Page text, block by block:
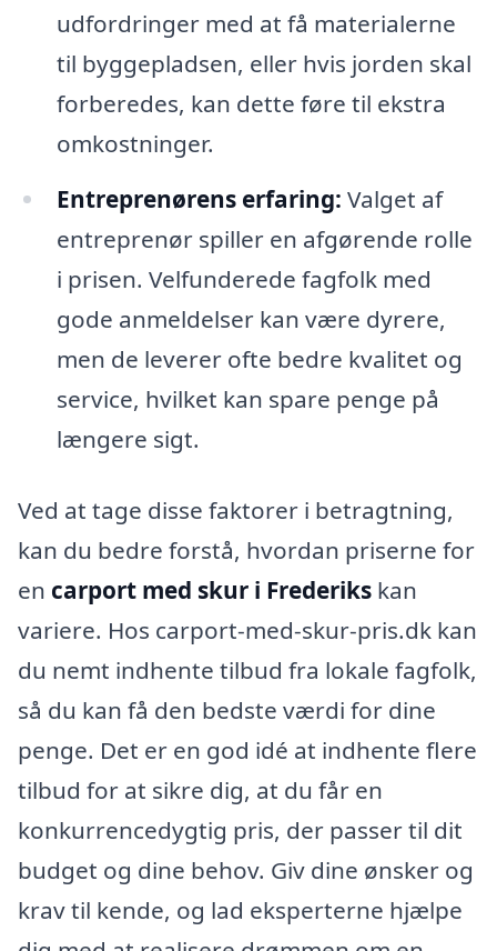
udfordringer med at få materialerne
til byggepladsen, eller hvis jorden skal
forberedes, kan dette føre til ekstra
omkostninger.
Entreprenørens erfaring: Valget af
entreprenør spiller en afgørende rolle
i prisen. Velfunderede fagfolk med
gode anmeldelser kan være dyrere,
men de leverer ofte bedre kvalitet og
service, hvilket kan spare penge på
længere sigt.
Ved at tage disse faktorer i betragtning,
kan du bedre forstå, hvordan priserne for
en carport med skur i Frederiks kan
variere. Hos carport-med-skur-pris.dk kan
du nemt indhente tilbud fra lokale fagfolk,
så du kan få den bedste værdi for dine
penge. Det er en god idé at indhente flere
tilbud for at sikre dig, at du får en
konkurrencedygtig pris, der passer til dit
budget og dine behov. Giv dine ønsker og
krav til kende, og lad eksperterne hjælpe